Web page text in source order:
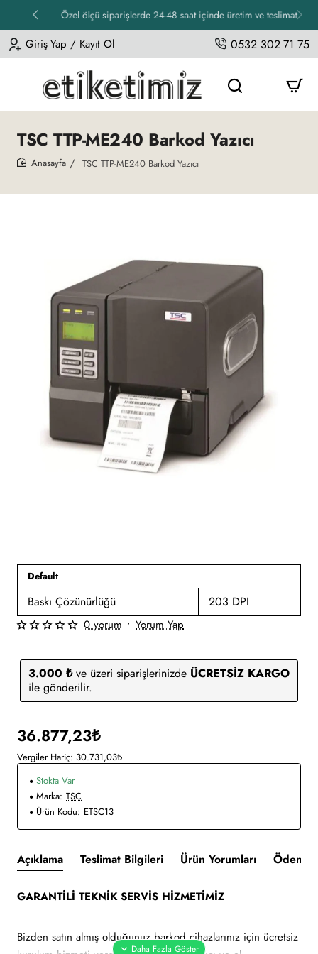
Özel ölçü siparişlerde 24-48 saat içinde üretim ve teslimat
Giriş Yap / Kayıt Ol 0532 302 71 75
TSC TTP-ME240 Barkod Yazıcı
TSC TTP-ME240 Barkod Yazıcı
Default
Baskı Çözünürlüğü 203 DPI
3.000 ₺ve üzeri siparişlerinizde ÜCRETSİZ KARGO
ile gönderilir.
0 yorum • Yorum Yap
36.877,23₺
Vergiler Hariç: 30.731,03₺
Stokta Var
Marka: TSC
Ürün Kodu: ETSC13
Açıklama Teslimat Bilgileri Ürün Yorumları Ödeme
GARANTİLİ TEKNİK SERVİS HİZMETİMİZ
Bizden satın almış olduğunuz barkod cihazlarınız için ücretsiz